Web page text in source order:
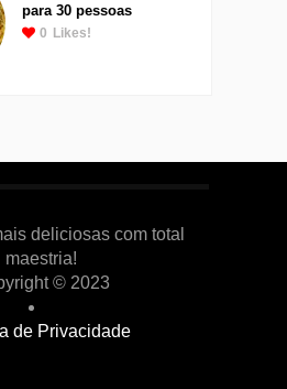
para 30 pessoas
0 Likes!
deliciosas com total
maestria!
© 2023
de Privacidade